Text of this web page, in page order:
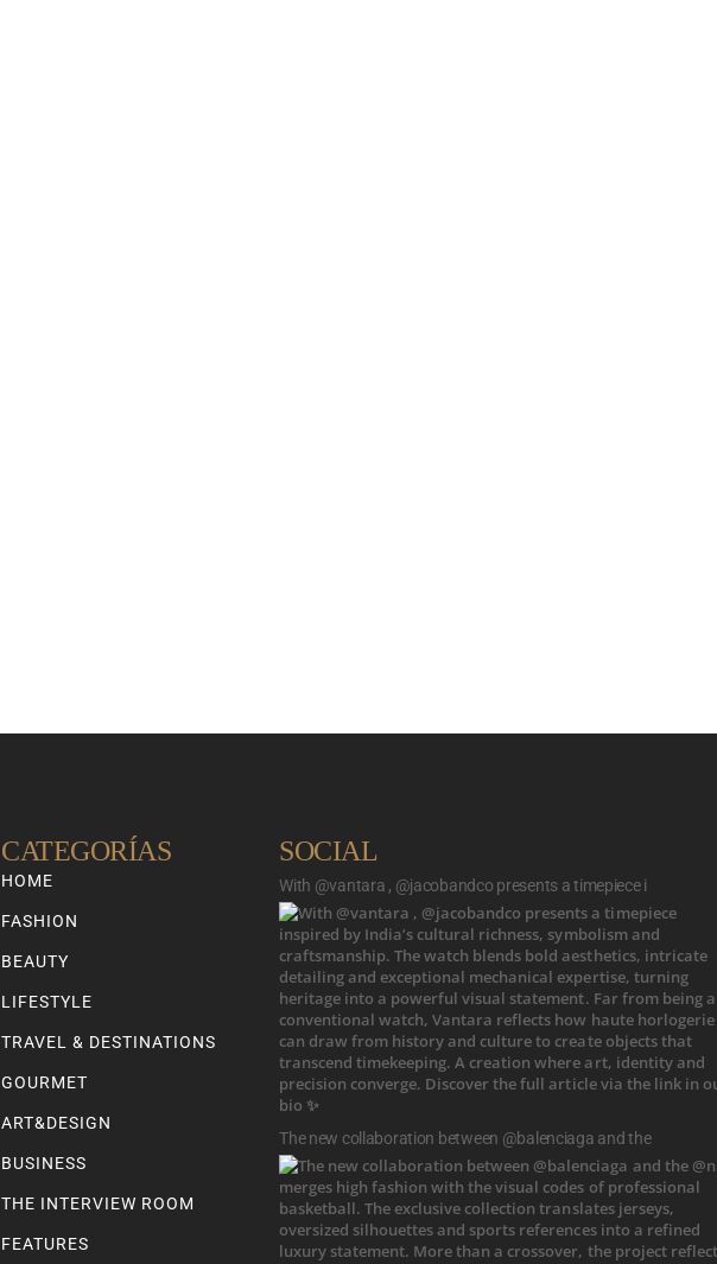
CATEGORÍAS
HOME
FASHION
BEAUTY
LIFESTYLE
TRAVEL & DESTINATIONS
GOURMET
ART&DESIGN
BUSINESS
THE INTERVIEW ROOM
FEATURES
SOCIAL
With @vantara , @jacobandco presents a timepiece i
The new collaboration between @balenciaga and the